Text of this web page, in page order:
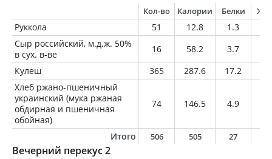
Кол-во Калории Белки
Руккола 51 12.8 1.3
Сыр российский, м.д.ж. 50%
в сух. в-ве
16 58.2 3.7
Кулеш
365 287.6 17.2
Хлеб ржано-пшеничный
украинский (мука ржаная
обдирная и пшеничная
обойная)
74 146.5 4.9
Итого 506 505 27
Вечерний перекус 2